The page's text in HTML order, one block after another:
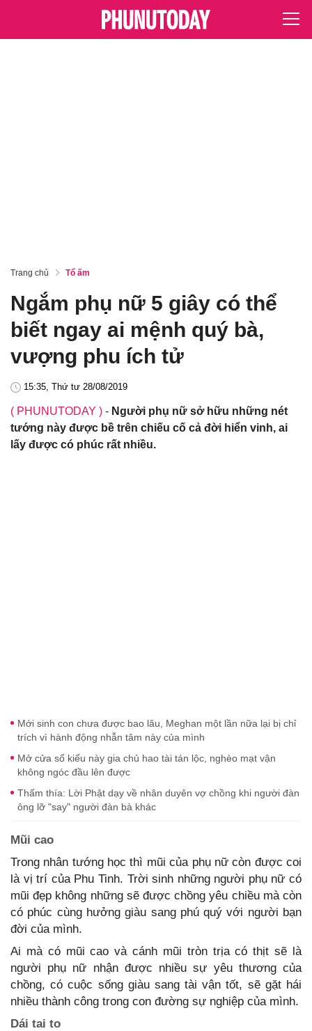
Trang chủ Tổ ấm
Ngắm phụ nữ 5 giây có thể
biết ngay ai mệnh quý bà,
vượng phu ích tử
15:35, Thứ tư 28/08/2019
( PHUNUTODAY ) - Người phụ nữ sở hữu những nét
tướng này được bề trên chiếu cố cả đời hiển vinh, ai
lấy được có phúc rất nhiều.
Mới sinh con chưa được bao lâu, Meghan một lần nữa lại bị chỉ
trích vì hành động nhẫn tâm này của mình
Mở cửa sổ kiểu này gia chủ hao tài tán lộc, nghèo mạt vận
không ngóc đầu lên được
Thấm thía: Lời Phật dạy về nhân duyên vợ chồng khi người đàn
ông lỡ "say" người đàn bà khác
Mũi cao
Trong nhân tướng học thì mũi của phụ nữ còn được coi
là vị trí của Phu Tinh. Trời sinh những người phụ nữ có
mũi đẹp không những sẽ được chồng yêu chiều mà còn
có phúc cùng hưởng giàu sang phú quý với người bạn
đời của mình.
Ai mà có mũi cao và cánh mũi tròn trịa có thịt sẽ là
người phụ nữ nhận được nhiều sự yêu thương của
chồng, có cuộc sống giàu sang tài vận tốt, sẽ gặt hái
nhiều thành công trong con đường sự nghiệp của mình.
Dái tai to